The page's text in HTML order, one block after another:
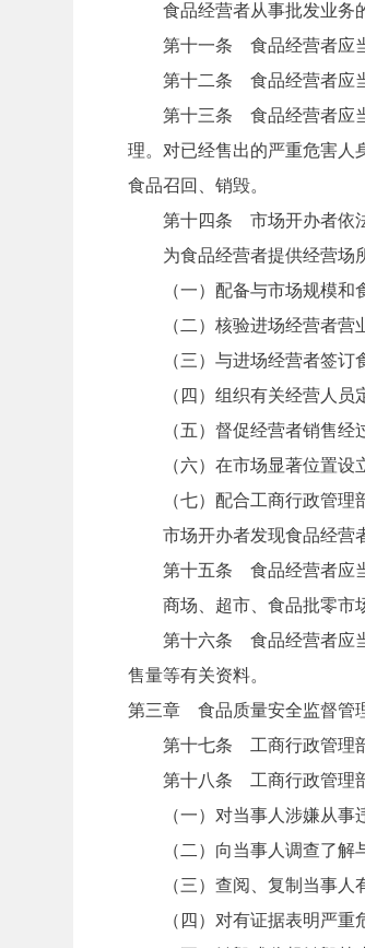
食品经营者从事批发业务的
第十一条 食品经营者应当建
第十二条 食品经营者应当
第十三条 食品经营者应当
理。对已经售出的严重危害人
食品召回、销毁。
第十四条 市场开办者依法
为食品经营者提供经营场所
（一）配备与市场规模和食
（二）核验进场经营者营业
（三）与进场经营者签订食
（四）组织有关经营人员定
（五）督促经营者销售经过
（六）在市场显著位置设立
（七）配合工商行政管理部
市场开办者发现食品经营者
第十五条 食品经营者应当
商场、超市、食品批零市场
第十六条 食品经营者应当
售量等有关资料。
第三章 食品质量安全监督管
第十七条 工商行政管理部
第十八条 工商行政管理部
（一）对当事人涉嫌从事违
（二）向当事人调查了解与
（三）查阅、复制当事人有
（四）对有证据表明严重危